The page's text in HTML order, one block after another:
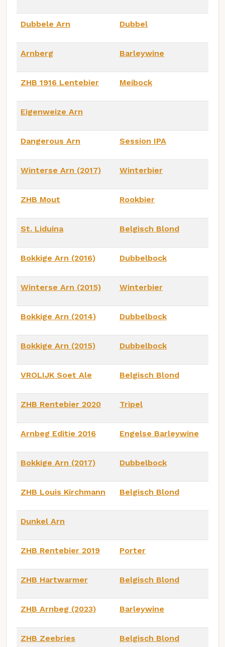
Dubbele Arn Dubbel
Arnberg Barleywine
ZHB 1916 Lentebier Meibock
Eigenweize Arn
Dangerous Arn Session IPA
Winterse Arn (2017) Winterbier
ZHB Mout Rookbier
St. Liduina Belgisch Blond
Bokkige Arn (2016) Dubbelbock
Winterse Arn (2015) Winterbier
Bokkige Arn (2014) Dubbelbock
Bokkige Arn (2015) Dubbelbock
VROLIJK Soet Ale Belgisch Blond
ZHB Rentebier 2020 Tripel
Arnbeg Editie 2016 Engelse Barleywine
Bokkige Arn (2017) Dubbelbock
ZHB Louis Kirchmann Belgisch Blond
Dunkel Arn
ZHB Rentebier 2019 Porter
ZHB Hartwarmer Belgisch Blond
ZHB Arnbeg (2023) Barleywine
ZHB Zeebries Belgisch Blond